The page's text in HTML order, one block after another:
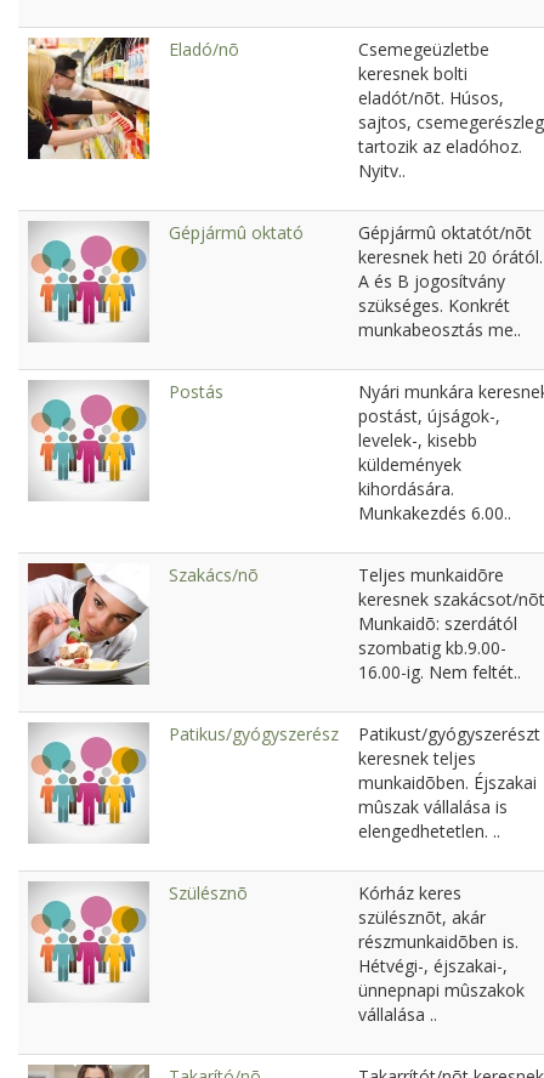
Eladó/nõ
Csemegeüzletbe
keresnek bolti
eladót/nõt. Húsos,
sajtos, csemegerészleg
tartozik az eladóhoz.
Nyitv..
Gépjármû oktató
Gépjármû oktatót/nõt
keresnek heti 20 órától.
A és B jogosítvány
szükséges. Konkrét
munkabeosztás me..
Postás
Nyári munkára
postást, újságok-,
levelek-, kisebb
küldemények
kihordására.
Munkakezdés 6.00..
Szakács/nõ
Teljes munkaidõre
keresnek szakácsot/
Munkaidõ: szerdától
szombatig kb.9.00-
16.00-ig. Nem feltét..
Patikus/gyógyszerész
Patikust/gyógyszerészt
keresnek teljes
munkaidõben. Éjszakai
mûszak vállalása is
elengedhetetlen. ..
Szülésznõ
Kórház keres
szülésznõt, akár
részmunkaidõben is.
Hétvégi-, éjszakai-,
ünnepnapi mûszakok
vállalása ..